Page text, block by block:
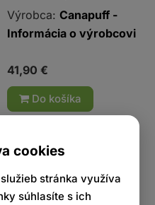
cookies
stránka využíva
súhlasíte s ich
Výrobca: Canapuff -
Informácia o výrobcovi
41,90 €
Do košíka